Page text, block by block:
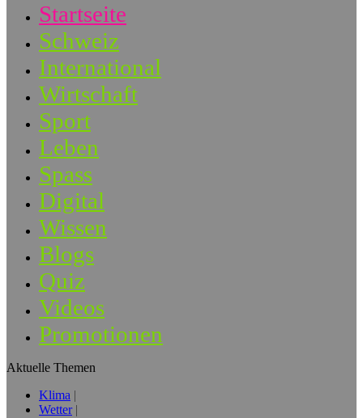
Startseite
Schweiz
International
Wirtschaft
Sport
Leben
Spass
Digital
Wissen
Blogs
Quiz
Videos
Promotionen
Aktuelle Themen
Klima
Wetter